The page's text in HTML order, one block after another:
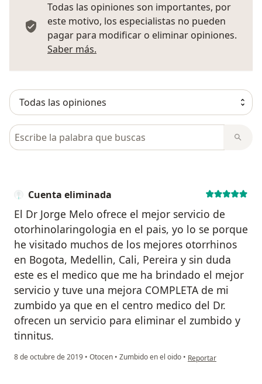
Todas las opiniones son importantes, por
este motivo, los especialistas no pueden
pagar para modificar o eliminar opiniones.
Saber más.
Busca en opiniones
Cuenta eliminada
El Dr Jorge Melo ofrece el mejor servicio de
otorhinolaringologia en el pais, yo lo se porque
he visitado muchos de los mejores otorrhinos
en Bogota, Medellin, Cali, Pereira y sin duda
este es el medico que me ha brindado el mejor
servicio y tuve una mejora COMPLETA de mi
zumbido ya que en el centro medico del Dr.
ofrecen un servicio para eliminar el zumbido y
tinnitus.
8 de octubre de 2019 • Otocen • Zumbido en el oido • en opinión del
Reportar